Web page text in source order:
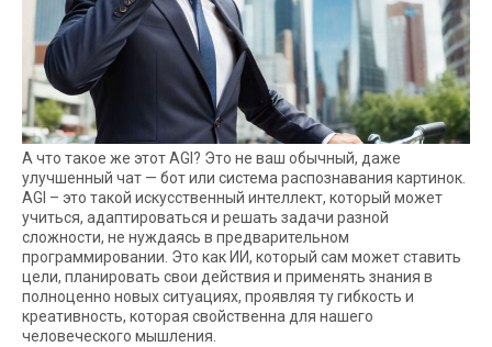
А что такое же этот AGI? Это не ваш обычный, даже
улучшенный чат — бот или система распознавания картинок.
AGI – это такой искусственный интеллект, который может
учиться, адаптироваться и решать задачи разной
сложности, не нуждаясь в предварительном
программировании. Это как ИИ, который сам может ставить
цели, планировать свои действия и применять знания в
полноценно новых ситуациях, проявляя ту гибкость и
креативность, которая свойственна для нашего
человеческого мышления.